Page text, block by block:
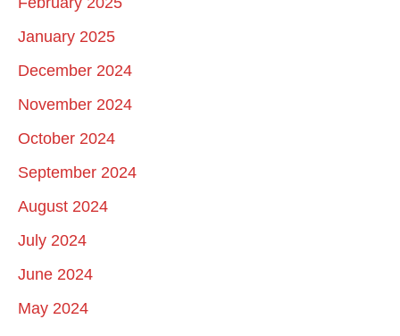
January 2025
December 2024
November 2024
October 2024
September 2024
August 2024
July 2024
June 2024
May 2024